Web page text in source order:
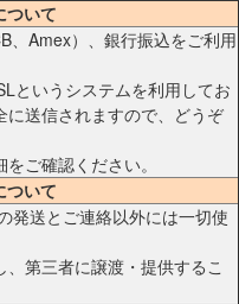
ついて
、Amex）、銀行振込をご利用
というシステムを利用してお
に送信されますので、どうぞ
ご確認ください。
ついて
発送とご連絡以外には一切使
第三者に譲渡・提供するこ